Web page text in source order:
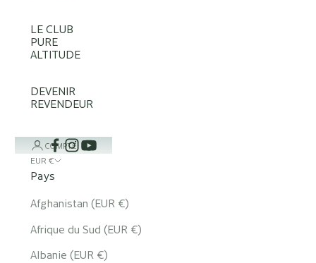
LE CLUB
PURE
ALTITUDE
DEVENIR
REVENDEUR
COMPTE
EUR €
Pays
Afghanistan (EUR €)
Afrique du Sud (EUR €)
Albanie (EUR €)